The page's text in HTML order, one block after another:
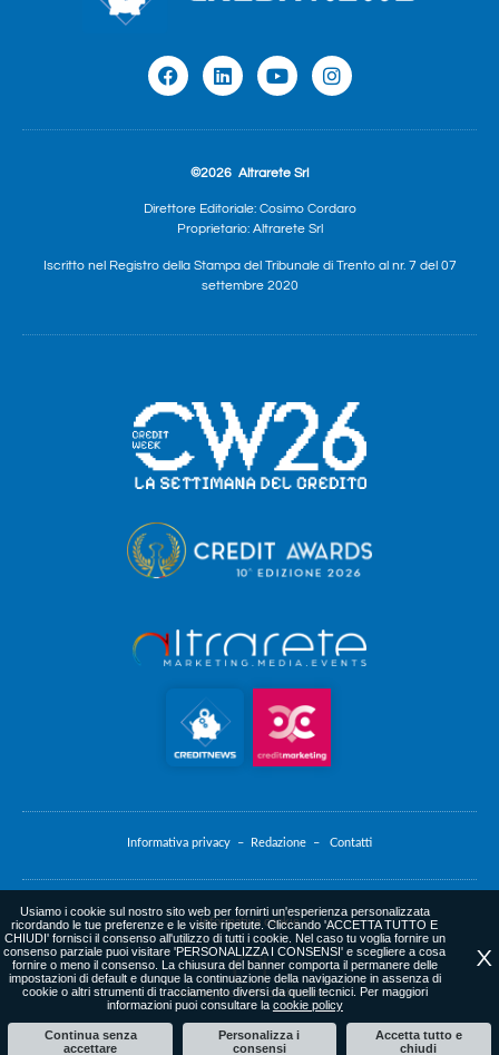
©2026 Altrarete Srl
Direttore Editoriale: Cosimo Cordaro
Proprietario: Altrarete Srl
Iscritto nel Registro della Stampa del Tribunale di Trento al nr. 7 del 07
settembre 2020
Informativa privacy – Redazione – Contatti
Informativa cookie
web agency: altrarete.com
X
Usiamo i cookie sul nostro sito web per fornirti un'esperienza personalizzata
ricordando le tue preferenze e le visite ripetute. Cliccando 'ACCETTA TUTTO E
CHIUDI' fornisci il consenso all'utilizzo di tutti i cookie. Nel caso tu voglia fornire un
consenso parziale puoi visitare 'PERSONALIZZA I CONSENSI' e scegliere a cosa
fornire o meno il consenso. La chiusura del banner comporta il permanere delle
impostazioni di default e dunque la continuazione della navigazione in assenza di
cookie o altri strumenti di tracciamento diversi da quelli tecnici. Per maggiori
informazioni puoi consultare la cookie policy
Continua senza
accettare
Personalizza i
consensi
Accetta tutto e
chiudi